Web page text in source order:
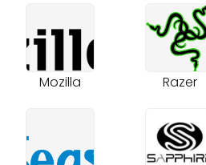
Razer
Mozilla